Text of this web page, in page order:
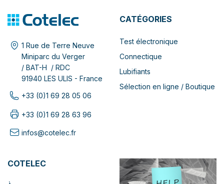
1 Rue de Terre Neuve
Miniparc du Verger
/ BAT-H / RDC
91940 LES ULIS - France
+33 (0)1 69 28 05 06
+33 (0)1 69 28 63 96
infos@cotelec.fr
CATÉGORIES
Test électronique
Connectique
Lubifiants
Sélection en ligne / Boutique
COTELEC